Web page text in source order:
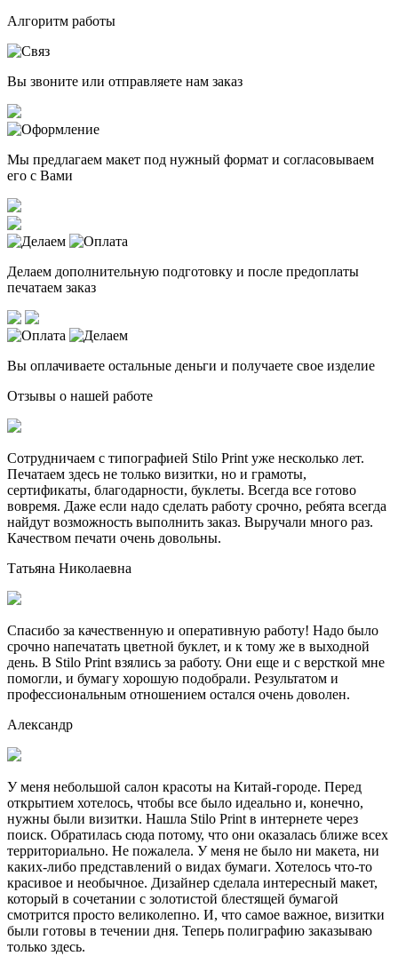
Алгоритм работы
Вы звоните или отправляете нам заказ
Мы предлагаем макет под нужный формат и согласовываем
его с Вами
Делаем дополнительную подготовку и после предоплаты
печатаем заказ
Вы оплачиваете остальные деньги и получаете свое изделие
Отзывы о нашей работе
Сотрудничаем с типографией Stilo Print уже несколько лет.
Печатаем здесь не только визитки, но и грамоты,
сертификаты, благодарности, буклеты. Всегда все готово
вовремя. Даже если надо сделать работу срочно, ребята всегда
найдут возможность выполнить заказ. Выручали много раз.
Качеством печати очень довольны.
Татьяна Николаевна
Спасибо за качественную и оперативную работу! Надо было
срочно напечатать цветной буклет, и к тому же в выходной
день. В Stilo Print взялись за работу. Они еще и с версткой мне
помогли, и бумагу хорошую подобрали. Результатом и
профессиональным отношением остался очень доволен.
Александр
У меня небольшой салон красоты на Китай-городе. Перед
открытием хотелось, чтобы все было идеально и, конечно,
нужны были визитки. Нашла Stilo Print в интернете через
поиск. Обратилась сюда потому, что они оказалась ближе всех
территориально. Не пожалела. У меня не было ни макета, ни
каких-либо представлений о видах бумаги. Хотелось что-то
красивое и необычное. Дизайнер сделала интересный макет,
который в сочетании с золотистой блестящей бумагой
смотрится просто великолепно. И, что самое важное, визитки
были готовы в течении дня. Теперь полиграфию заказываю
только здесь.